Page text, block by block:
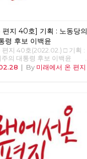
편지 40호] 기획 : 노동당의
령 후보 이백윤
편지 40호(2022.02.) □ 기획 :
의 대통령 후보 이백윤
준비중 <<<<<<
| By 미래에서 온 편지